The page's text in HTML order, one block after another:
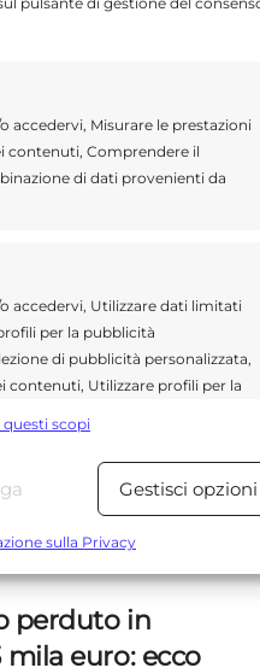
accedervi, Misurare le prestazioni
contenuti, Comprendere il
di dati provenienti da
accedervi, Utilizzare dati limitati
per la pubblicità
di pubblicità personalizzata,
contenuti, Utilizzare profili per la
contenuti.
Sempre
altre fonti di dati,
precisi, Riconoscere i
questi scopi
Gestisci opzioni
sulla Privacy
del 16
entro il 31
le
2021
che da oggi, 20
pagamento le
I pagamenti
perduto in
euro: ecco